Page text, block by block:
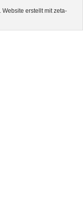
Website erstellt mit zeta-